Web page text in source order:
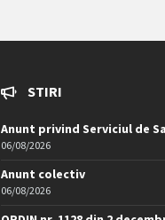
STIRI
Anunt privind Serviciul de
06/08/2026
Anunt colectiv
06/08/2026